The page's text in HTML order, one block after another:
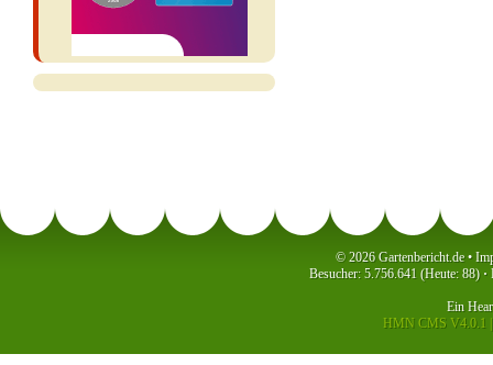
© 2026 Gartenbericht.de •
Besucher: 5.756.641 (Heute: 88) ·
Ein
HMN CMS V4.0.1